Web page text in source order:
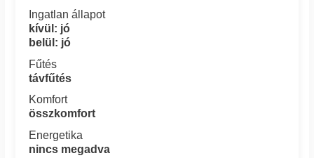
Ingatlan állapot
kívül: jó
belül: jó
Fűtés
távfűtés
Komfort
összkomfort
Energetika
nincs megadva